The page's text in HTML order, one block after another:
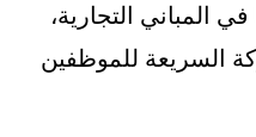
المباني التجارية،
السريعة للموظفين